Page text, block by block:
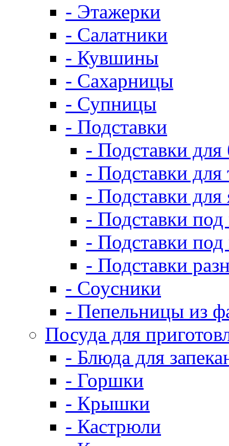
- Этажерки
- Салатники
- Кувшины
- Сахарницы
- Супницы
- Подставки
- Подставки
- Подставки для
- Подставки для
- Подставки
- Подставки под
- Подставки
- Соусники
- Пепельницы из
Посуда для
- Блюда для
- Горшки
- Крышки
- Кастрюли